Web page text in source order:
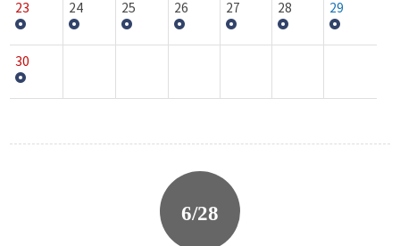
23 24 25 26 27 28 29
30
6/28